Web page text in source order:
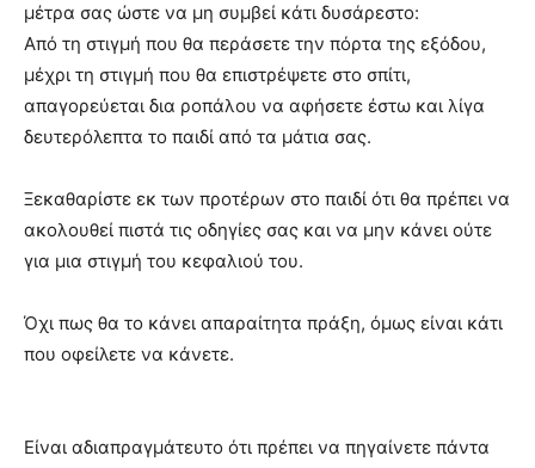
μέτρα σας ώστε να μη συμβεί κάτι δυσάρεστο:
Από τη στιγμή που θα περάσετε την πόρτα της εξόδου,
μέχρι τη στιγμή που θα επιστρέψετε στο σπίτι,
απαγορεύεται δια ροπάλου να αφήσετε έστω και λίγα
δευτερόλεπτα το παιδί από τα μάτια σας.
Ξεκαθαρίστε εκ των προτέρων στο παιδί ότι θα πρέπει να
ακολουθεί πιστά τις οδηγίες σας και να μην κάνει ούτε
για μια στιγμή του κεφαλιού του.
Όχι πως θα το κάνει απαραίτητα πράξη, όμως είναι κάτι
που οφείλετε να κάνετε.
Είναι αδιαπραγμάτευτο ότι πρέπει να πηγαίνετε πάντα